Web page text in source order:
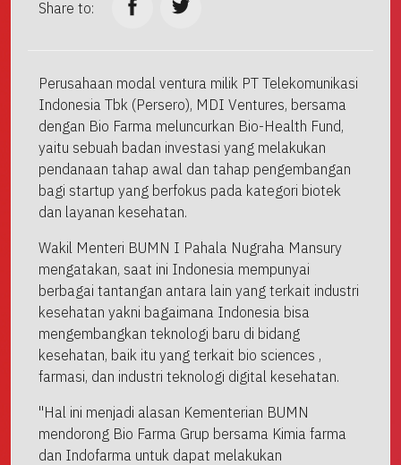
Share to:
Perusahaan modal ventura milik PT Telekomunikasi
Indonesia Tbk (Persero), MDI Ventures, bersama
dengan Bio Farma meluncurkan Bio-Health Fund,
yaitu sebuah badan investasi yang melakukan
pendanaan tahap awal dan tahap pengembangan
bagi startup yang berfokus pada kategori biotek
dan layanan kesehatan.
Wakil Menteri BUMN I Pahala Nugraha Mansury
mengatakan, saat ini Indonesia mempunyai
berbagai tantangan antara lain yang terkait industri
kesehatan yakni bagaimana Indonesia bisa
mengembangkan teknologi baru di bidang
kesehatan, baik itu yang terkait bio sciences ,
farmasi, dan industri teknologi digital kesehatan.
"Hal ini menjadi alasan Kementerian BUMN
mendorong Bio Farma Grup bersama Kimia farma
dan Indofarma untuk dapat melakukan